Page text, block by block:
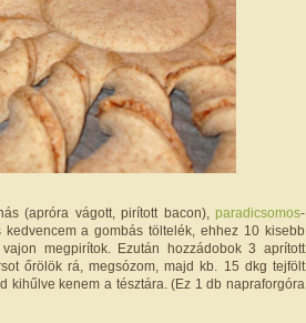
(apróra vágott, pirított bacon), paradicsomos-
kedvencem a gombás töltelék, ehhez 10 kisebb
megpirítok. Ezután hozzádobok 3 aprított
őrölök rá, megsózom, majd kb. 15 dkg tejfölt
kihűlve kenem a tésztára. (Ez 1 db napraforgóra